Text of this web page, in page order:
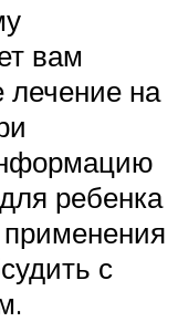
вам
лечение на
ребенка
применения
с